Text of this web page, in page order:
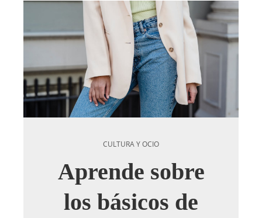
CULTURA Y OCIO
Aprende sobre
los básicos de